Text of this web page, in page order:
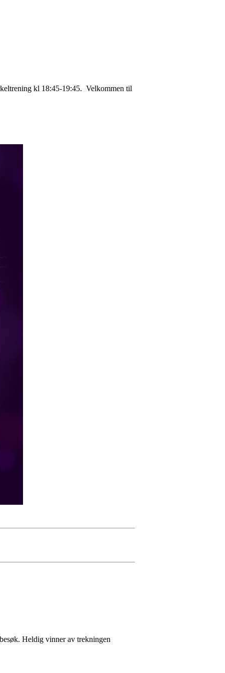
kl 18:45-19:45. Velkommen til
Heldig vinner av trekningen